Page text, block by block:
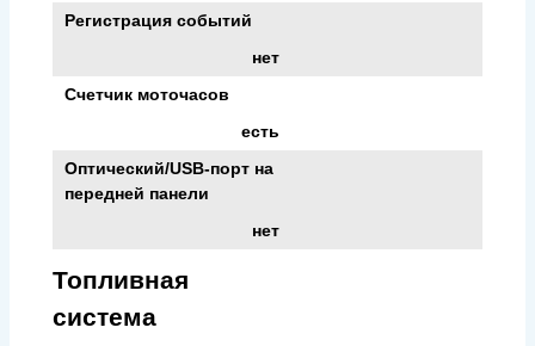
Регистрация событий
нет
Счетчик моточасов
есть
Оптический/USB-порт на
передней панели
нет
Топливная
система